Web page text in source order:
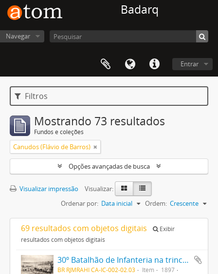
Badarq
Navegar
Entrar
Filtros
Mostrando 73 resultados
Fundos e coleções
Canudos (Flávio de Barros)
Opções avançadas de busca
Visualizar impressão
Visualizar:
Ordenar por: Data inicial Ordem: Crescente
69 resultados com objetos digitais
Exibir
resultados com objetos digitais
30º Batalhão de Infanteria na trincheira
BR RJMRAHI CA-IC-002-02.03 Item
1897